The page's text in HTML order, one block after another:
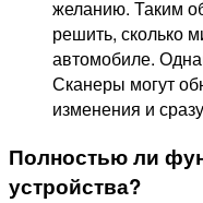
желанию. Таким
решить, сколько
автомобиле.
Сканеры могут
изменения и
Полностью ли
устройства?